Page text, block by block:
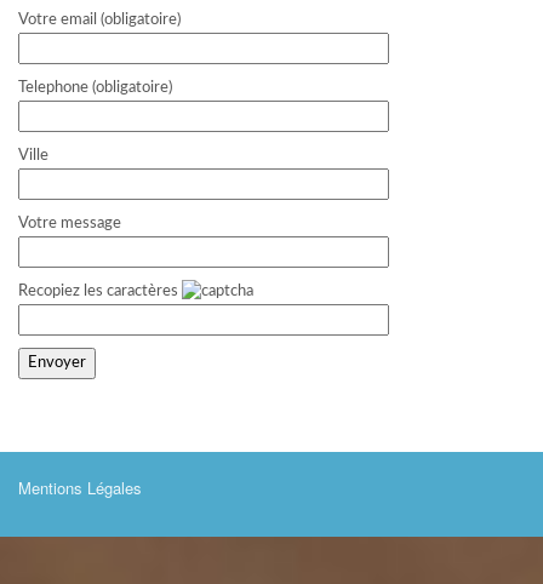
Votre email (obligatoire)
Telephone (obligatoire)
Ville
Votre message
Recopiez les caractères
Mentions Légales